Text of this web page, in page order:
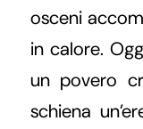
osceni
in calore.
un povero
schiena